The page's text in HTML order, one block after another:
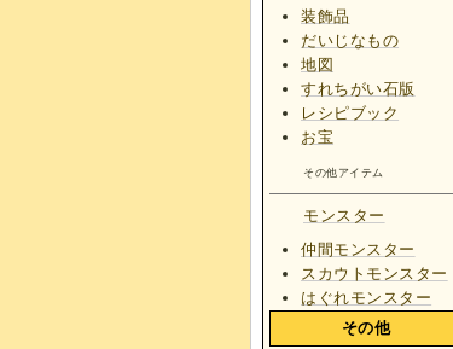
装飾品
だいじなもの
地図
すれちがい石版
レシピブック
お宝
その他アイテム
モンスター
仲間モンスター
スカウトモンスター
はぐれモンスター
その他